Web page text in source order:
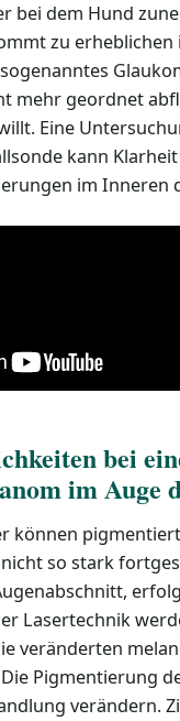
bei dem Hund
zu
mehr geordnet
Eine
kann
im Inneren
bei
im Auge
können
so stark
Lasertechnik
veränderten
Pigmentierung
verändern.